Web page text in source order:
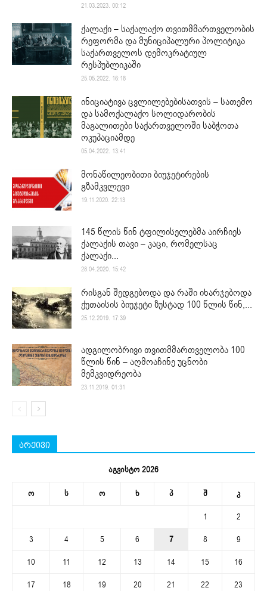
21.03.2023. 00:12
ქალაქი – საქალაქო თვითმმართველობის
რეფორმა და მუნიციპალური პოლიტიკა
საქართველოს დემოკრატიულ
რესპუბლიკაში
25.05.2022. 16:18
ინიციატივა ცვლილებებისათვის – სათემო
და სამოქალაქო სოლიდარობის
მაგალითები საქართველოში საბჭოთა
ოკუპაციამდე
05.04.2022. 13:41
მონაწილეობითი ბიუჯეტირების
გზამკვლევი
19.11.2020. 22:13
145 წლის წინ ტფილისელებმა აირჩიეს
ქალაქის თავი – კაცი, რომელსაც
ქალაქი...
28.04.2020. 15:42
რისგან შედგებოდა და რაში იხარჯებოდა
ქუთაისის ბიუჯეტი ზუსტად 100 წლის წინ,...
25.12.2019. 17:39
ადგილობრივი თვითმმართველობა 100
წლის წინ – აღმოაჩინე უცნობი
მემკვიდრეობა
23.11.2019. 01:31
არქივი
აგვისტო 2026
ო ს ო ხ პ შ კ
1
2
3
4 5 6 7 8
9
10
11 12 13 14 15
16
17
18 19 20 21 22
23